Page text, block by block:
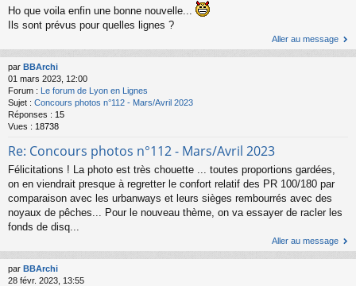
Ho que voila enfin une bonne nouvelle...
Ils sont prévus pour quelles lignes ?
Aller au message
par BBArchi
01 mars 2023, 12:00
Forum : Le forum de Lyon en Lignes
Sujet : Concours photos n°112 - Mars/Avril 2023
Réponses : 15
Vues : 18738
Re: Concours photos n°112 - Mars/Avril 2023
Félicitations ! La photo est très chouette ... toutes proportions gardées,
on en viendrait presque à regretter le confort relatif des PR 100/180 par
comparaison avec les urbanways et leurs sièges rembourrés avec des
noyaux de pêches... Pour le nouveau thème, on va essayer de racler les
fonds de disq...
Aller au message
par BBArchi
28 févr. 2023, 13:55